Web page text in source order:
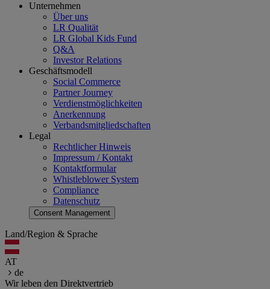
Unternehmen
Über uns
LR Qualität
LR Global Kids Fund
Q&A
Investor Relations
Geschäftsmodell
Social Commerce
Partner Journey
Verdienstmöglichkeiten
Anerkennung
Verbandsmitgliedschaften
Legal
Rechtlicher Hinweis
Impressum / Kontakt
Kontaktformular
Whistleblower System
Compliance
Datenschutz
Consent Management
Land/Region & Sprache
AT
de
Wir leben den Direktvertrieb